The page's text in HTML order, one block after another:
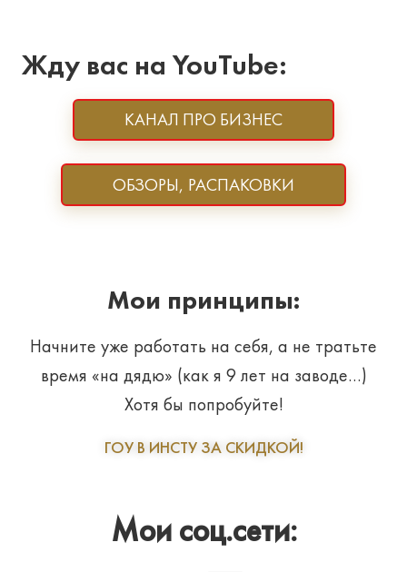
Жду вас на YouTube:
КАНАЛ ПРО БИЗНЕС
ОБЗОРЫ, РАСПАКОВКИ
Мои принципы:
Начните уже работать на себя, а не тратьте
время «на дядю» (как я 9 лет на заводе…)
Хотя бы попробуйте!
ГОУ В ИНСТУ ЗА СКИДКОЙ!
Мои соц.сети: